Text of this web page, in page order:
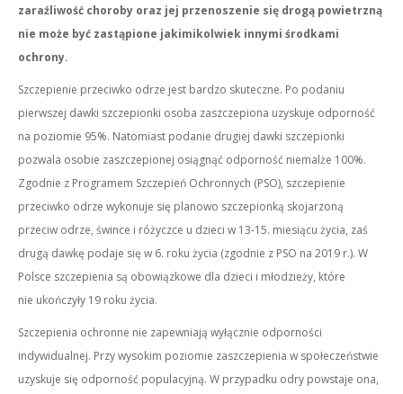
zaraźliwość choroby oraz jej przenoszenie się drogą powietrzną
nie może być zastąpione jakimikolwiek innymi środkami
ochrony.
Szczepienie przeciwko odrze jest bardzo skuteczne. Po podaniu
pierwszej dawki szczepionki osoba zaszczepiona uzyskuje odporność
na poziomie 95%. Natomiast podanie drugiej dawki szczepionki
pozwala osobie zaszczepionej osiągnąć odporność niemalże 100%.
Zgodnie z Programem Szczepień Ochronnych (PSO), szczepienie
przeciwko odrze wykonuje się planowo szczepionką skojarzoną
przeciw odrze, śwince i różyczce u dzieci w 13-15. miesiącu życia, zaś
drugą dawkę podaje się w 6. roku życia (zgodnie z PSO na 2019 r.). W
Polsce szczepienia są obowiązkowe dla dzieci i młodzieży, które
nie ukończyły 19 roku życia.
Szczepienia ochronne nie zapewniają wyłącznie odporności
indywidualnej. Przy wysokim poziomie zaszczepienia w społeczeństwie
uzyskuje się odporność populacyjną. W przypadku odry powstaje ona,